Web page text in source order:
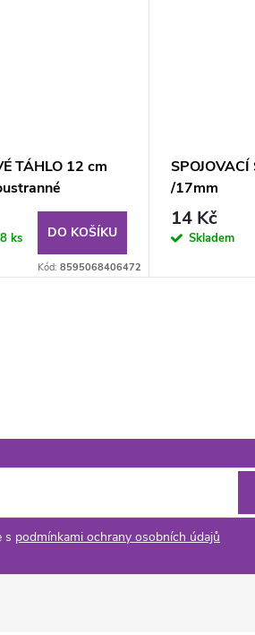
TÁHLO 12 cm
ks DO KOŠÍKU
Kód: 8595068406472
/17mm
14 Kč
Skladem
s podmínkami ochrany osobních údajů